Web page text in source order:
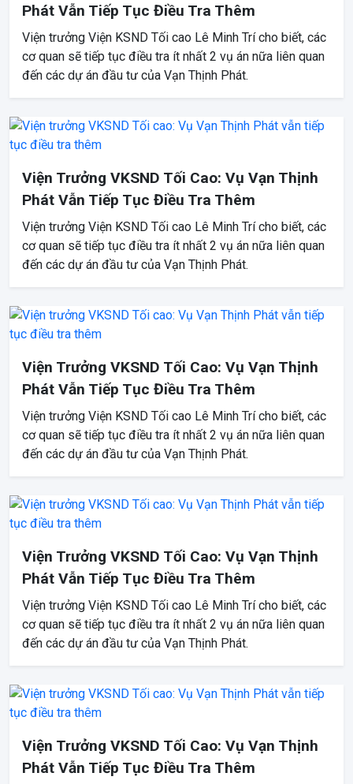
Phát Vẫn Tiếp Tục Điều Tra Thêm
Viện trưởng Viện KSND Tối cao Lê Minh Trí cho biết, các
cơ quan sẽ tiếp tục điều tra ít nhất 2 vụ án nữa liên quan
đến các dự án đầu tư của Vạn Thịnh Phát.
Viện Trưởng VKSND Tối Cao: Vụ Vạn Thịnh
Phát Vẫn Tiếp Tục Điều Tra Thêm
Viện trưởng Viện KSND Tối cao Lê Minh Trí cho biết, các
cơ quan sẽ tiếp tục điều tra ít nhất 2 vụ án nữa liên quan
đến các dự án đầu tư của Vạn Thịnh Phát.
Viện Trưởng VKSND Tối Cao: Vụ Vạn Thịnh
Phát Vẫn Tiếp Tục Điều Tra Thêm
Viện trưởng Viện KSND Tối cao Lê Minh Trí cho biết, các
cơ quan sẽ tiếp tục điều tra ít nhất 2 vụ án nữa liên quan
đến các dự án đầu tư của Vạn Thịnh Phát.
Viện Trưởng VKSND Tối Cao: Vụ Vạn Thịnh
Phát Vẫn Tiếp Tục Điều Tra Thêm
Viện trưởng Viện KSND Tối cao Lê Minh Trí cho biết, các
cơ quan sẽ tiếp tục điều tra ít nhất 2 vụ án nữa liên quan
đến các dự án đầu tư của Vạn Thịnh Phát.
Viện Trưởng VKSND Tối Cao: Vụ Vạn Thịnh
Phát Vẫn Tiếp Tục Điều Tra Thêm